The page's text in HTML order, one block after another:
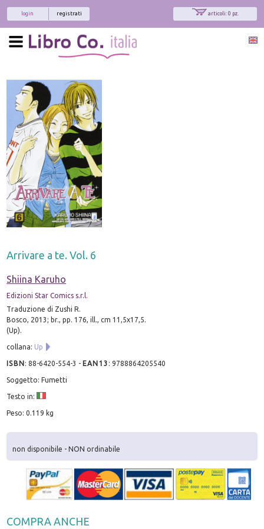
articoli: 0 pz.
registrati
login
Arrivare a te. Vol. 6
Shiina Karuho
Edizioni Star Comics s.r.l.
Traduzione di Zushi R.
Bosco, 2013; br., pp. 176, ill., cm 11,5x17,5.
(Up).
collana: Up
ISBN:88-6420-554-3 - EAN13 :9788864205540
Soggetto: Fumetti
Testo in:
Peso: 0.119 kg
non disponibile - NON ordinabile
COMPRA ANCHE